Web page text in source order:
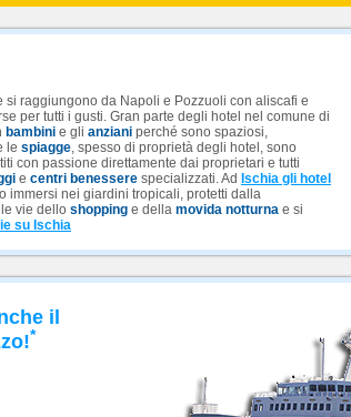
si raggiungono da Napoli e Pozzuoli con aliscafi e
per tutti i gusti. Gran parte degli hotel nel comune di
bambini e gli anziani perché sono spaziosi,
le spiagge, spesso di proprietà degli hotel, sono
con passione direttamente dai proprietari e tutti
e centri benessere specializzati. Ad Ischia gli hotel
immersi nei giardini tropicali, protetti dalla
vie dello shopping e della movida notturna e si
su Ischia
il
*